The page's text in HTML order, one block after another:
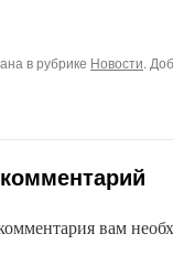
в рубрике Новости.
вам